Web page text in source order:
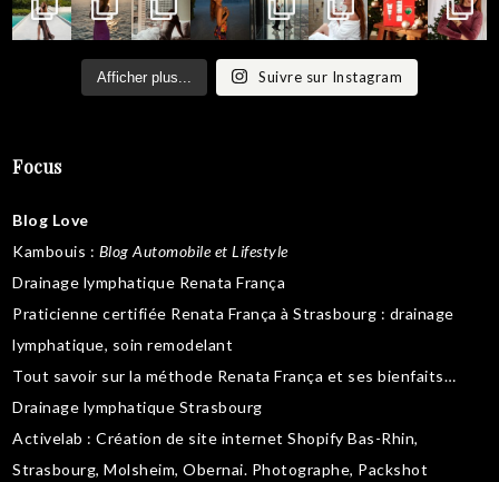
Afficher plus... Suivre sur Instagram
Focus
Blog Love
Kambouis : Blog Automobile et Lifestyle
Drainage lymphatique Renata França
Praticienne certifiée Renata França à Strasbourg : drainage
lymphatique, soin remodelant
Tout savoir sur la méthode Renata França et ses bienfaits…
Drainage lymphatique Strasbourg
Activelab : Création de site internet Shopify Bas-Rhin,
Strasbourg, Molsheim, Obernai. Photographe, Packshot